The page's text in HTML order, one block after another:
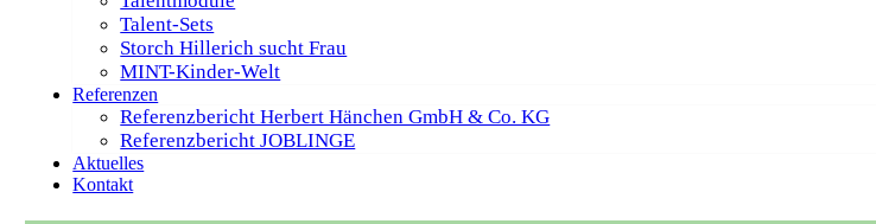
Talent-Sets
Storch Hillerich sucht Frau
MINT-Kinder-Welt
Referenzen
Referenzbericht Herbert Hänchen GmbH & Co. KG
Referenzbericht JOBLINGE
Aktuelles
Kontakt